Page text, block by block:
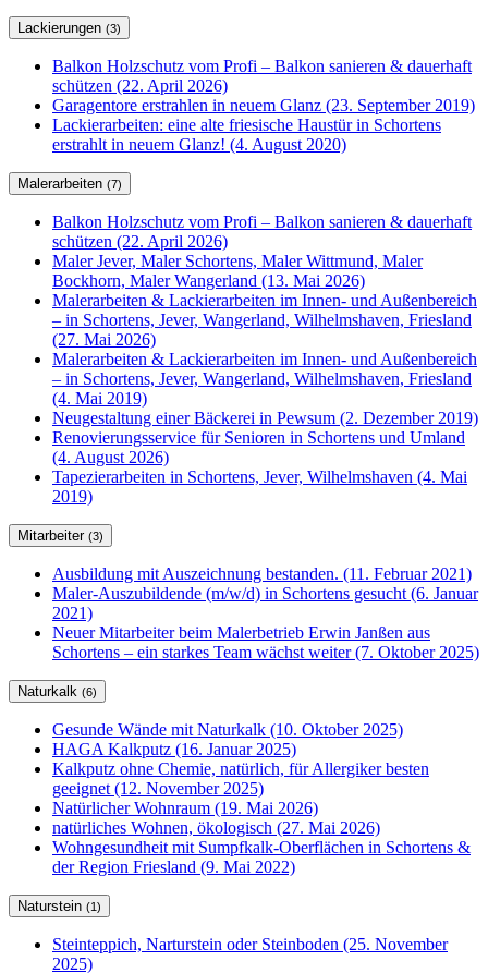
Lackierungen (3)
Balkon Holzschutz vom Profi – Balkon sanieren & dauerhaft
schützen (22. April 2026)
Garagentore erstrahlen in neuem Glanz (23. September 2019)
Lackierarbeiten: eine alte friesische Haustür in Schortens
erstrahlt in neuem Glanz! (4. August 2020)
Malerarbeiten (7)
Balkon Holzschutz vom Profi – Balkon sanieren & dauerhaft
schützen (22. April 2026)
Maler Jever, Maler Schortens, Maler Wittmund, Maler
Bockhorn, Maler Wangerland (13. Mai 2026)
Malerarbeiten & Lackierarbeiten im Innen- und Außenbereich
– in Schortens, Jever, Wangerland, Wilhelmshaven, Friesland
(27. Mai 2026)
Malerarbeiten & Lackierarbeiten im Innen- und Außenbereich
– in Schortens, Jever, Wangerland, Wilhelmshaven, Friesland
(4. Mai 2019)
Neugestaltung einer Bäckerei in Pewsum (2. Dezember 2019)
Renovierungsservice für Senioren in Schortens und Umland
(4. August 2026)
Tapezierarbeiten in Schortens, Jever, Wilhelmshaven (4. Mai
2019)
Mitarbeiter (3)
Ausbildung mit Auszeichnung bestanden. (11. Februar 2021)
Maler-Auszubildende (m/w/d) in Schortens gesucht (6. Januar
2021)
Neuer Mitarbeiter beim Malerbetrieb Erwin Janßen aus
Schortens – ein starkes Team wächst weiter (7. Oktober 2025)
Naturkalk (6)
Gesunde Wände mit Naturkalk (10. Oktober 2025)
HAGA Kalkputz (16. Januar 2025)
Kalkputz ohne Chemie, natürlich, für Allergiker besten
geeignet (12. November 2025)
Natürlicher Wohnraum (19. Mai 2026)
natürliches Wohnen, ökologisch (27. Mai 2026)
Wohngesundheit mit Sumpfkalk-Oberflächen in Schortens &
der Region Friesland (9. Mai 2022)
Naturstein (1)
Steinteppich, Narturstein oder Steinboden (25. November
2025)